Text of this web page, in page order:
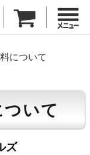
について
いて
ズ